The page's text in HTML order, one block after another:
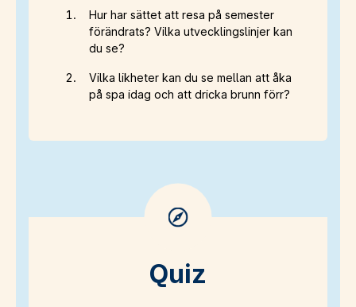
Hur har sättet att resa på semester
förändrats? Vilka utvecklingslinjer kan
du se?
Vilka likheter kan du se mellan att åka
på spa idag och att dricka brunn förr?
Quiz